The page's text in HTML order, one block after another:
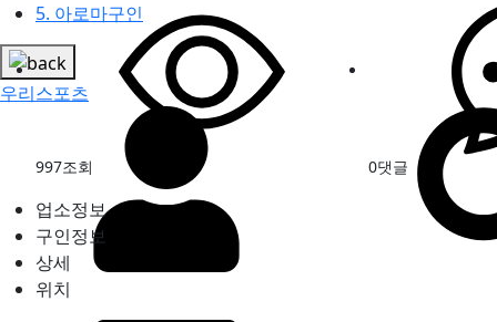
5. 아로마구인
우리스포츠
997조회 0댓글
업소정보
구인정보
상세
위치